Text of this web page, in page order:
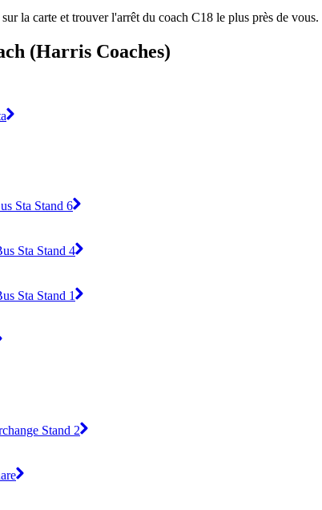
la carte et trouver l'arrêt du coach C18 le plus près de vous.
(Harris Coaches)
Sta Stand 6
Sta Stand 4
Sta Stand 1
Stand 2